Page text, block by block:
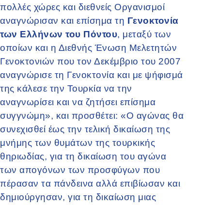
πολλές χώρες και διεθνείς Οργανισμοί
αναγνώρισαν και επίσημα τη Γενοκτονία
των Ελλήνων του Πόντου, μεταξύ των
οποίων και η Διεθνής Ένωση Μελετητών
Γενοκτονιών που τον Δεκέμβριο του 2007
αναγνώρισε τη Γενοκτονία και με ψήφισμά
της κάλεσε την Τουρκία να την
αναγνωρίσει και να ζητήσει επίσημα
συγγνώμη», και προσθέτει: «Ο αγώνας θα
συνεχισθεί έως την τελική δικαίωση της
μνήμης των θυμάτων της τουρκικής
θηριωδίας, για τη δικαίωση του αγώνα
των απογόνων των προσφύγων που
πέρασαν τα πάνδεινα αλλά επιβίωσαν και
δημιούργησαν, για τη δικαίωση μιας